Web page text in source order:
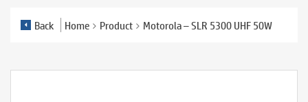
Back Home Product Motorola – SLR 5300 UHF 50W